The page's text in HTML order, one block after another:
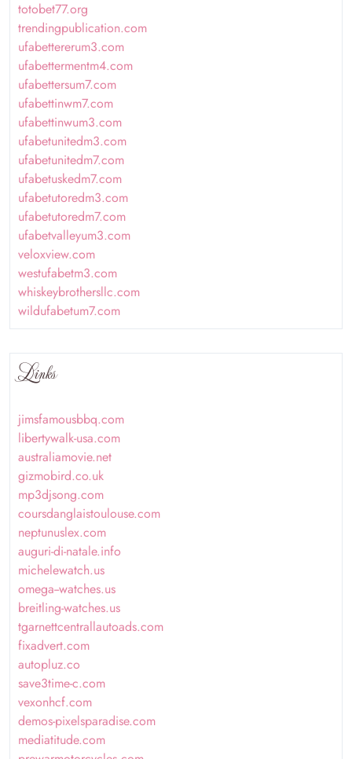
totobet77.org
trendingpublication.com
ufabettererum3.com
ufabettermentm4.com
ufabettersum7.com
ufabettinwm7.com
ufabettinwum3.com
ufabetunitedm3.com
ufabetunitedm7.com
ufabetuskedm7.com
ufabetutoredm3.com
ufabetutoredm7.com
ufabetvalleyum3.com
veloxview.com
westufabetm3.com
whiskeybrothersllc.com
wildufabetum7.com
Links
jimsfamousbbq.com
libertywalk-usa.com
australiamovie.net
gizmobird.co.uk
mp3djsong.com
coursdanglaistoulouse.com
neptunuslex.com
auguri-di-natale.info
michelewatch.us
omega--watches.us
breitling-watches.us
tgarnettcentrallautoads.com
fixadvert.com
autopluz.co
save3time-c.com
vexonhcf.com
demos-pixelsparadise.com
mediatitude.com